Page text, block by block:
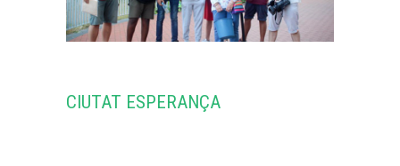
CIUTAT ESPERANÇA